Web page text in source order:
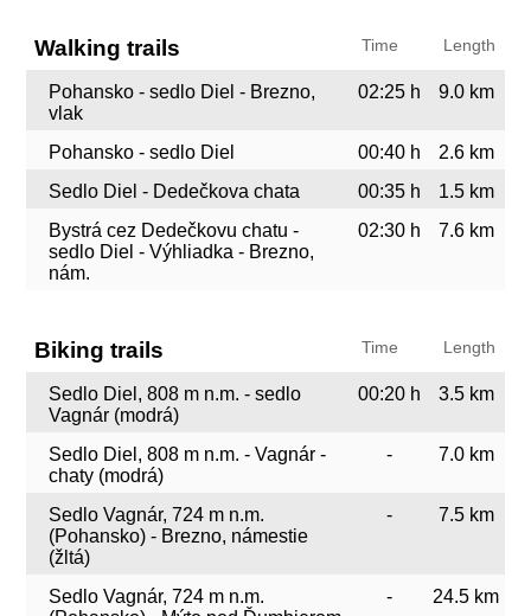
Walking trails Time Length
Pohansko - sedlo Diel - Brezno,
vlak
02:25 h 9.0 km
Pohansko - sedlo Diel 00:40 h
2.6 km
Sedlo Diel - Dedečkova chata
00:35 h
1.5 km
Bystrá cez Dedečkovu chatu -
sedlo Diel - Výhliadka - Brezno,
nám.
02:30 h 7.6 km
Biking trails Time Length
Sedlo Diel, 808 m n.m. - sedlo
Vagnár (modrá)
00:20 h 3.5 km
Sedlo Diel, 808 m n.m. - Vagnár -
chaty (modrá)
- 7.0 km
Sedlo Vagnár, 724 m n.m.
(Pohansko) - Brezno, námestie
(žltá)
- 7.5 km
Sedlo Vagnár, 724 m n.m.
- 24.5 km